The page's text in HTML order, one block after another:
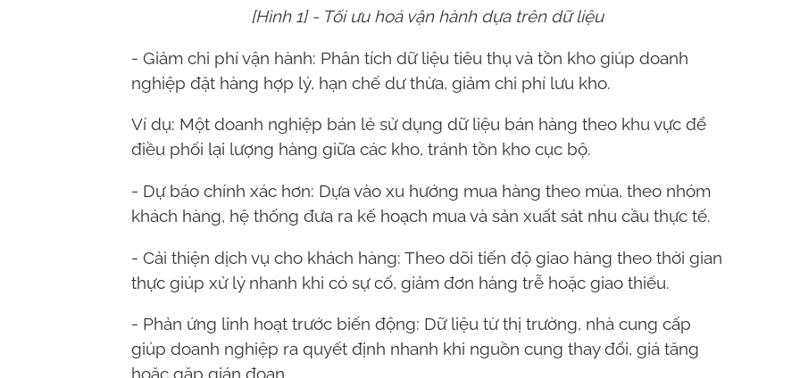
[Hình 1] - Tối ưu hoá vận hành dựa trên dữ liệu
- Giảm chi phí vận hành: Phân tích dữ liệu tiêu thụ và tồn kho giúp doanh
nghiệp đặt hàng hợp lý, hạn chế dư thừa, giảm chi phí lưu kho.
Ví dụ: Một doanh nghiệp bán lẻ sử dụng dữ liệu bán hàng theo khu vực để
điều phối lại lượng hàng giữa các kho, tránh tồn kho cục bộ.
- Dự báo chính xác hơn: Dựa vào xu hướng mua hàng theo mùa, theo nhóm
khách hàng, hệ thống đưa ra kế hoạch mua và sản xuất sát nhu cầu thực tế.
- Cải thiện dịch vụ cho khách hàng: Theo dõi tiến độ giao hàng theo thời gian
thực giúp xử lý nhanh khi có sự cố, giảm đơn hàng trễ hoặc giao thiếu.
- Phản ứng linh hoạt trước biến động: Dữ liệu từ thị trường, nhà cung cấp
giúp doanh nghiệp ra quyết định nhanh khi nguồn cung thay đổi, giá tăng
hoặc gặp gián đoạn.